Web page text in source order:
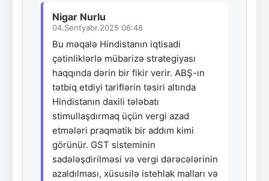
Nigar Nurlu
04.Sentyabr.2025 06:48
Bu məqalə Hindistanın iqtisadi
çətinliklərlə mübarizə strategiyası
haqqında dərin bir fikir verir. ABŞ-ın
tətbiq etdiyi tariflərin təsiri altında
Hindistanın daxili tələbatı
stimullaşdırmaq üçün vergi azad
etmələri praqmatik bir addım kimi
görünür. GST sisteminin
sadələşdirilməsi və vergi dərəcələrinin
azaldılması, xüsusilə istehlak malları və